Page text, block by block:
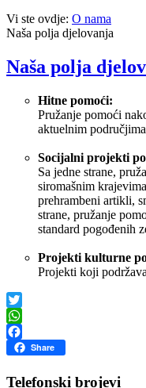
Vi ste ovdje: O nama
Naša polja djelovanja
Naša polja
Hitne pomoći:
Pružanje pomoći
aktuelnim
Socijalni projekti
Sa jedne strane,
siromašnim
prehrambeni artikli,
strane, pružanje
standard pogođenih
Projekti kulturne
Projekti koji
Twitter
WhatsApp
Facebook
Share
Telefonski brojevi